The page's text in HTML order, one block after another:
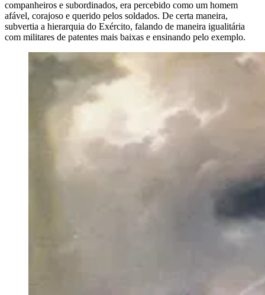
companheiros e subordinados, era percebido como um homem
afável, corajoso e querido pelos soldados. De certa maneira,
subvertia a hierarquia do Exército, falando de maneira igualitária
com militares de patentes mais baixas e ensinando pelo exemplo.